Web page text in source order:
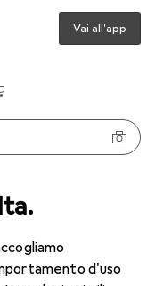
d'uso
Vai all'app